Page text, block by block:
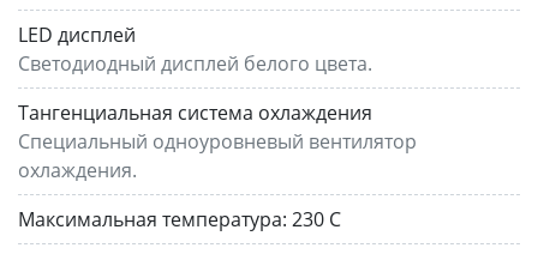
LED дисплей
Светодиодный дисплей белого цвета.
Тангенциальная система охлаждения
Специальный одноуровневый вентилятор
охлаждения.
Максимальная температура: 230 С